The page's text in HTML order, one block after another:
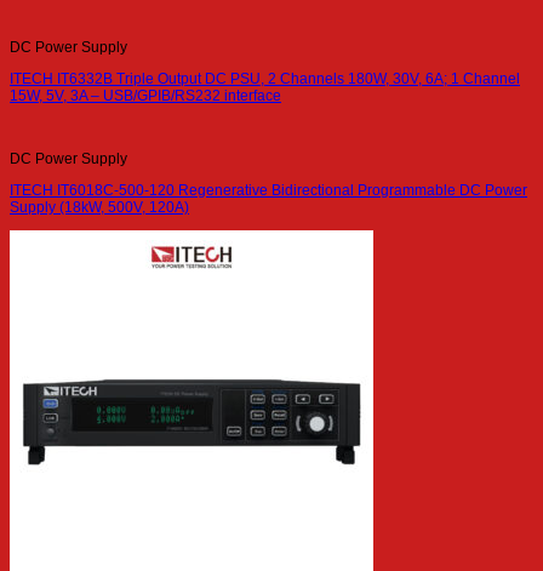
DC Power Supply
ITECH IT6332B Triple Output DC PSU, 2 Channels 180W, 30V, 6A; 1 Channel
15W, 5V, 3A – USB/GPIB/RS232 interface
DC Power Supply
ITECH IT6018C-500-120 Regenerative Bidirectional Programmable DC Power
Supply (18kW, 500V, 120A)